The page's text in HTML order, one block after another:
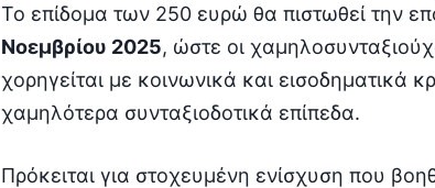
Το επίδομα των 250 ευρώ θα πιστωθεί την
Νοεμβρίου 2025, ώστε οι
χορηγείται με κοινωνικά και εισοδηματικά
χαμηλότερα συνταξιοδοτικά επίπεδα.
Πρόκειται για στοχευμένη ενίσχυση που